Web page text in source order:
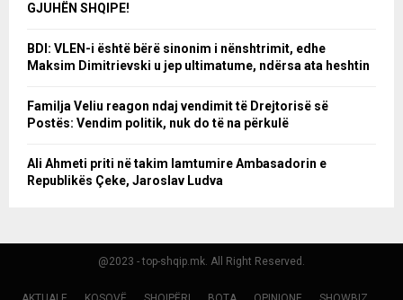
GJUHËN SHQIPE!
BDI: VLEN-i është bërë sinonim i nënshtrimit, edhe
Maksim Dimitrievski u jep ultimatume, ndërsa ata heshtin
Familja Veliu reagon ndaj vendimit të Drejtorisë së
Postës: Vendim politik, nuk do të na përkulë
Ali Ahmeti priti në takim lamtumire Ambasadorin e
Republikës Çeke, Jaroslav Ludva
@2023 - top-shqip.mk. All Right Reserved.